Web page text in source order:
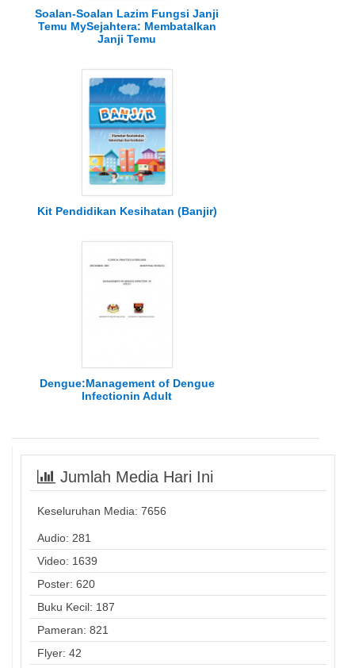
Soalan-Soalan Lazim Fungsi Janji
Temu MySejahtera: Membatalkan
Janji Temu
Kit Pendidikan Kesihatan (Banjir)
Dengue:Management of Dengue
Infectionin Adult
Jumlah Media Hari Ini
Keseluruhan Media: 7656
Audio: 281
Video: 1639
Poster: 620
Buku Kecil: 187
Pameran: 821
Flyer: 42